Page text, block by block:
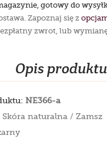
gotowy do
Zapoznaj się z
zwrot, lub
Opis produktu
NE366-a
Skóra naturalna / Zamsz